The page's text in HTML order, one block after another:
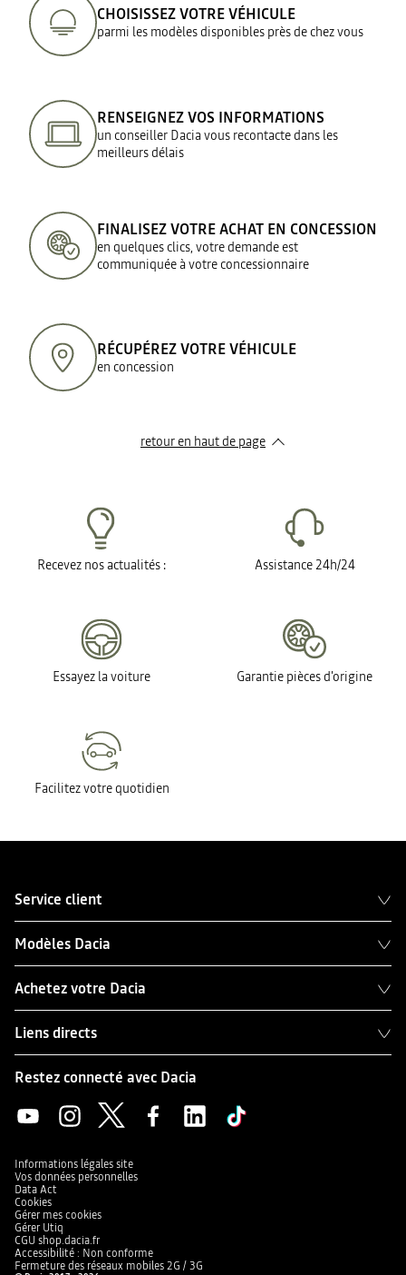
CHOISISSEZ VOTRE VÉHICULE
parmi les modèles disponibles près de chez vous
RENSEIGNEZ VOS INFORMATIONS
un conseiller Dacia vous recontacte dans les
meilleurs délais
FINALISEZ VOTRE ACHAT EN CONCESSION
en quelques clics, votre demande est
communiquée à votre concessionnaire
RÉCUPÉREZ VOTRE VÉHICULE
en concession
retour en haut de page​
Recevez nos actualités : Assistance 24h/24
Essayez la voiture Garantie pièces d'origine
Facilitez votre quotidien
Service client
Modèles Dacia
Achetez votre Dacia
Liens directs
Restez connecté avec Dacia
Informations légales site
Vos données personnelles
Data Act
Cookies
Gérer mes cookies
Gérer Utiq
CGU shop.dacia.fr
Accessibilité : Non conforme
Fermeture des réseaux mobiles 2G / 3G